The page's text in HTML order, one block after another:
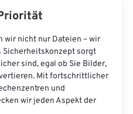
wir nicht nur Dateien – wir
Sicherheitskonzept sorgt
sind, egal ob Sie Bilder,
Mit fortschrittlicher
und
wir jeden Aspekt der